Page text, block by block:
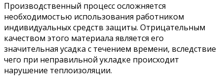
Производственный процесс осложняется
необходимостью использования работником
индивидуальных средств защиты. Отрицательным
качеством этого материала является его
значительная усадка с течением времени, вследствие
чего при неправильной укладке происходит
нарушение теплоизоляции.